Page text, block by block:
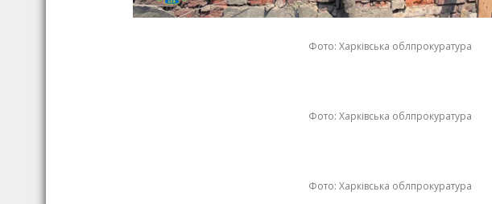
Фото: Харківська облпрокуратура
Фото: Харківська облпрокуратура
Фото: Харківська облпрокуратура